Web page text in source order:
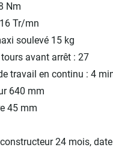
Nm
Tr/mn
soulevé 15 kg
tours avant arrêt : 27
travail en continu : 4
640 mm
45 mm
24 mois,